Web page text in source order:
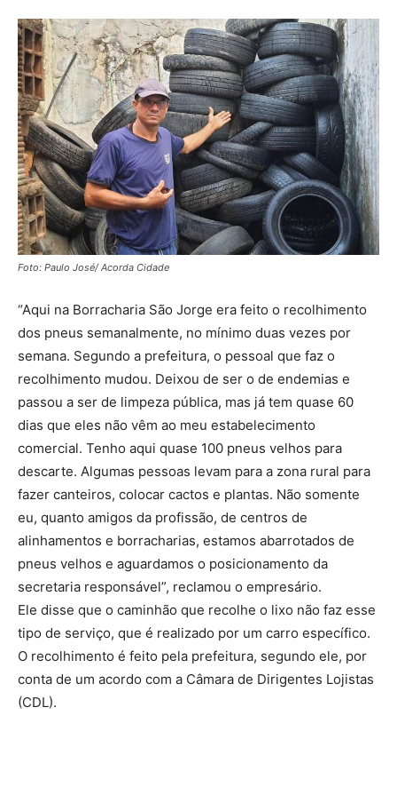
Foto: Paulo José/ Acorda Cidade
“Aqui na Borracharia São Jorge era feito o recolhimento
dos pneus semanalmente, no mínimo duas vezes por
semana. Segundo a prefeitura, o pessoal que faz o
recolhimento mudou. Deixou de ser o de endemias e
passou a ser de limpeza pública, mas já tem quase 60
dias que eles não vêm ao meu estabelecimento
comercial. Tenho aqui quase 100 pneus velhos para
descarte. Algumas pessoas levam para a zona rural para
fazer canteiros, colocar cactos e plantas. Não somente
eu, quanto amigos da profissão, de centros de
alinhamentos e borracharias, estamos abarrotados de
pneus velhos e aguardamos o posicionamento da
secretaria responsável”, reclamou o empresário.
Ele disse que o caminhão que recolhe o lixo não faz esse
tipo de serviço, que é realizado por um carro específico.
O recolhimento é feito pela prefeitura, segundo ele, por
conta de um acordo com a Câmara de Dirigentes Lojistas
(CDL).